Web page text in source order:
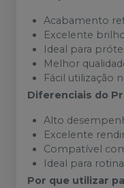
Acabamento
Excelente
Ideal para
Melhor
Fácil utilização
Diferenciais do
Alto
Excelente
Compatível
Ideal para
Por que utilizar